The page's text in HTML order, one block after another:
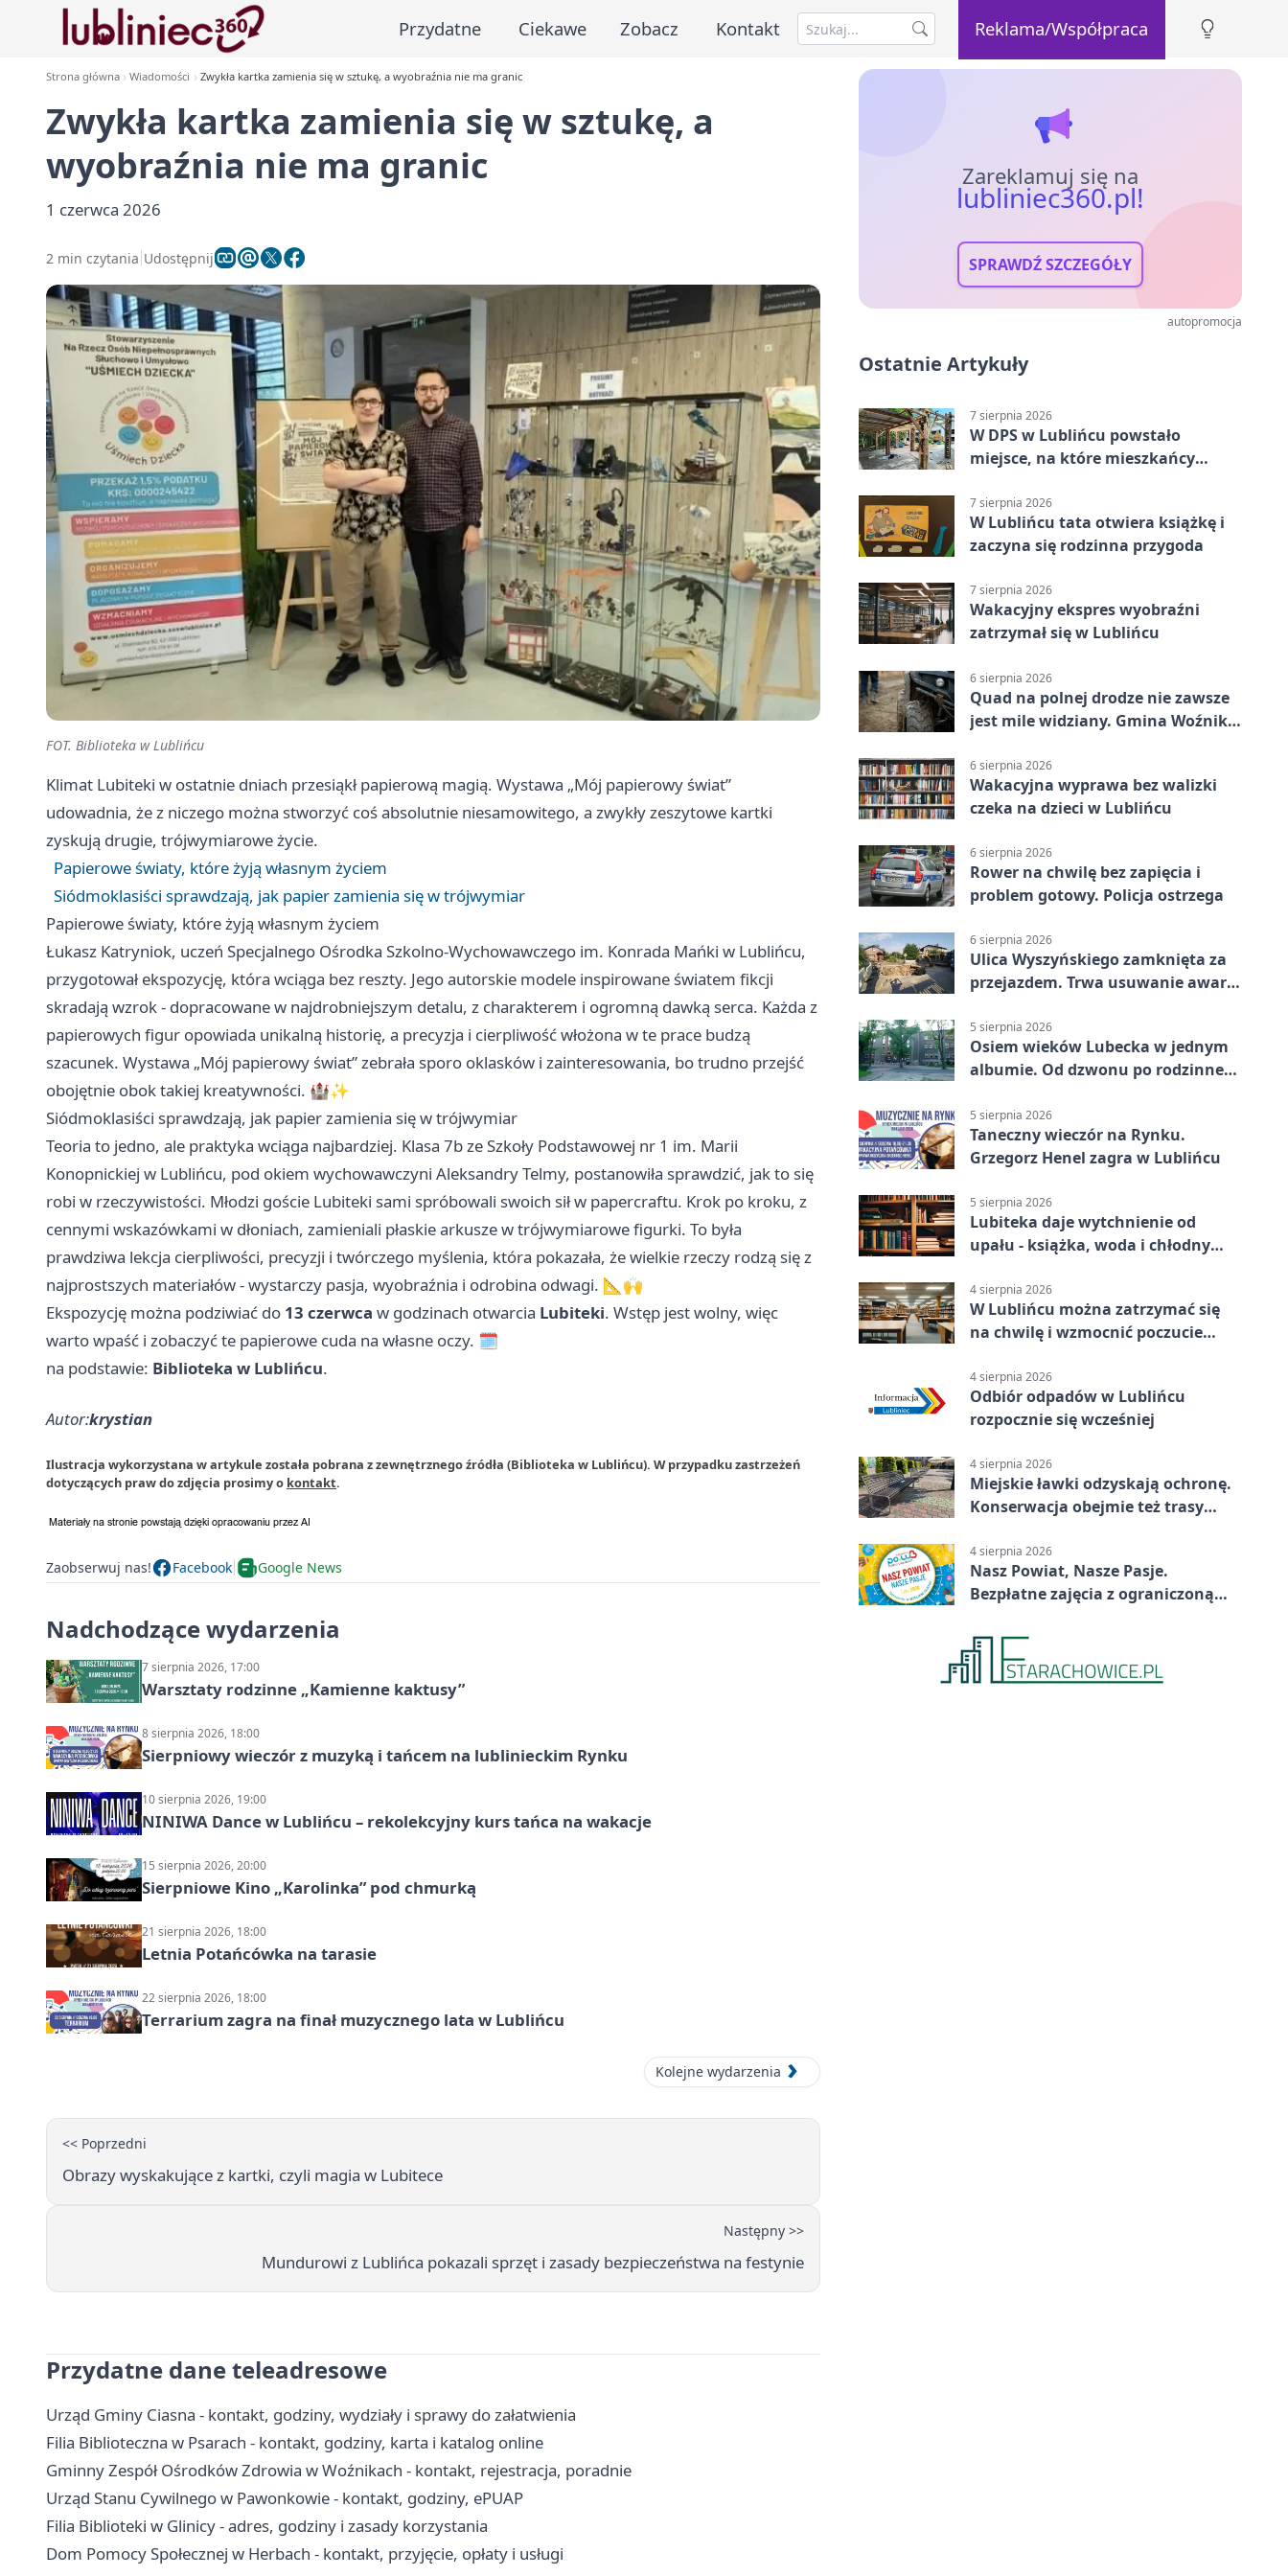
Przydatne Ciekawe Zobacz Kontakt Reklama/Współpraca
Strona główna Wiadomości Zwykła kartka zamienia się w sztukę, a wyobraźnia nie ma granic
Zwykła kartka zamienia się w sztukę, a
wyobraźnia nie ma granic
1 czerwca 2026
2 min czytania Udostępnij
FOT. Biblioteka w Lublińcu
Klimat Lubiteki w ostatnie dniach przesiąkł papierową magią. Wystawa „Mój papierowy świat”
udowadnia, że z niczego można stworzyć coś absolutnie niesamowitego, a zwykły zeszytowe kartki
zyskują drugie, trójwymiarowe życie.
Papierowe światy, które żyją własnym życiem
Siódmoklasiści sprawdzają, jak papier zamienia się w trójwymiar
Papierowe światy, które żyją własnym życiem
Łukasz Katryniok, uczeń Specjalnego Ośrodka Szkolno-Wychowawczego im. Konrada Mańki w Lublińcu,
przygotował ekspozycję, która wciąga bez reszty. Jego autorskie modele inspirowane światem fikcji
skradają wzrok - dopracowane w najdrobniejszym detalu, z charakterem i ogromną dawką serca. Każda z
papierowych figur opowiada unikalną historię, a precyzja i cierpliwość włożona w te prace budzą
szacunek. Wystawa „Mój papierowy świat” zebrała sporo oklasków i zainteresowania, bo trudno przejść
obojętnie obok takiej kreatywności. 🏰✨
Siódmoklasiści sprawdzają, jak papier zamienia się w trójwymiar
Teoria to jedno, ale praktyka wciąga najbardziej. Klasa 7b ze Szkoły Podstawowej nr 1 im. Marii
Konopnickiej w Lublińcu, pod okiem wychowawczyni Aleksandry Telmy, postanowiła sprawdzić, jak to się
robi w rzeczywistości. Młodzi goście Lubiteki sami spróbowali swoich sił w papercraftu. Krok po kroku, z
cennymi wskazówkami w dłoniach, zamieniali płaskie arkusze w trójwymiarowe figurki. To była
prawdziwa lekcja cierpliwości, precyzji i twórczego myślenia, która pokazała, że wielkie rzeczy rodzą się z
najprostszych materiałów - wystarczy pasja, wyobraźnia i odrobina odwagi. 📐🙌
Ekspozycję można podziwiać do 13 czerwca w godzinach otwarcia Lubiteki. Wstęp jest wolny, więc
warto wpaść i zobaczyć te papierowe cuda na własne oczy. 🗓️
na podstawie: Biblioteka w Lublińcu.
Autor:krystian
Ilustracja wykorzystana w artykule została pobrana z zewnętrznego źródła (Biblioteka w Lublińcu). W przypadku zastrzeżeń
dotyczących praw do zdjęcia prosimy o kontakt.
Zaobserwuj nas! Facebook Google News
Nadchodzące wydarzenia
7 sierpnia 2026, 17:00
Warsztaty rodzinne „Kamienne kaktusy”
8 sierpnia 2026, 18:00
Sierpniowy wieczór z muzyką i tańcem na lublinieckim Rynku
10 sierpnia 2026, 19:00
NINIWA Dance w Lublińcu – rekolekcyjny kurs tańca na wakacje
15 sierpnia 2026, 20:00
Sierpniowe Kino „Karolinka” pod chmurką
21 sierpnia 2026, 18:00
Letnia Potańcówka na tarasie
22 sierpnia 2026, 18:00
Terrarium zagra na finał muzycznego lata w Lublińcu
Kolejne wydarzenia
<< Poprzedni
Obrazy wyskakujące z kartki, czyli magia w Lubitece
Następny >>
Mundurowi z Lublińca pokazali sprzęt i zasady bezpieczeństwa na festynie
Przydatne dane teleadresowe
Urząd Gminy Ciasna - kontakt, godziny, wydziały i sprawy do załatwienia
Filia Biblioteczna w Psarach - kontakt, godziny, karta i katalog online
Gminny Zespół Ośrodków Zdrowia w Woźnikach - kontakt, rejestracja, poradnie
Urząd Stanu Cywilnego w Pawonkowie - kontakt, godziny, ePUAP
Filia Biblioteki w Glinicy - adres, godziny i zasady korzystania
Dom Pomocy Społecznej w Herbach - kontakt, przyjęcie, opłaty i usługi
Zareklamuj się na
lubliniec360.pl!
SPRAWDŹ SZCZEGÓŁY
autopromocja
Ostatnie Artykuły
7 sierpnia 2026
W DPS w Lublińcu powstało
miejsce, na które mieszkańcy
7 sierpnia 2026
W Lublińcu tata otwiera książkę i
zaczyna się rodzinna przygoda
7 sierpnia 2026
Wakacyjny ekspres wyobraźni
zatrzymał się w Lublińcu
6 sierpnia 2026
Quad na polnej drodze nie zawsze
jest mile widziany. Gmina Woźniki
6 sierpnia 2026
Wakacyjna wyprawa bez walizki
czeka na dzieci w Lublińcu
6 sierpnia 2026
Rower na chwilę bez zapięcia i
problem gotowy. Policja ostrzega
6 sierpnia 2026
Ulica Wyszyńskiego zamknięta za
przejazdem. Trwa usuwanie awarii
5 sierpnia 2026
Osiem wieków Lubecka w jednym
albumie. Od dzwonu po rodzinne
5 sierpnia 2026
Taneczny wieczór na Rynku.
Grzegorz Henel zagra w Lublińcu
5 sierpnia 2026
Lubiteka daje wytchnienie od
upału - książka, woda i chłodny
4 sierpnia 2026
W Lublińcu można zatrzymać się
na chwilę i wzmocnić poczucie
4 sierpnia 2026
Odbiór odpadów w Lublińcu
rozpocznie się wcześniej
4 sierpnia 2026
Miejskie ławki odzyskają ochronę.
Konserwacja obejmie też trasy
4 sierpnia 2026
Nasz Powiat, Nasze Pasje.
Bezpłatne zajęcia z ograniczoną